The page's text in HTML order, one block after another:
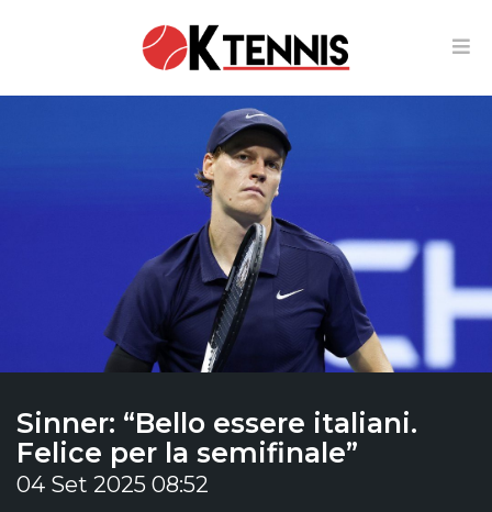
Sinner: “Bello essere italiani.
Felice per la semifinale”
04 Set 2025 08:52